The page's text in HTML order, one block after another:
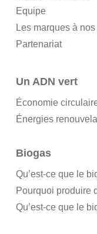
Equipe
Les marques à
Partenariat
Un ADN vert
Économie
Énergies
Biogas
Qu’est-ce que le
Pourquoi produire
Qu’est-ce que le